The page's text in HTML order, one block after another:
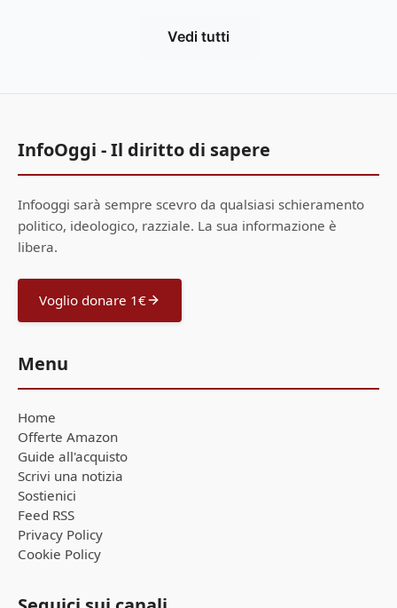
Vedi tutti
InfoOggi - Il diritto di sapere
Infooggi sarà sempre scevro da qualsiasi schieramento
politico, ideologico, razziale. La sua informazione è
libera.
Voglio donare 1€
Menu
Home
Offerte Amazon
Guide all'acquisto
Scrivi una notizia
Sostienici
Feed RSS
Privacy Policy
Cookie Policy